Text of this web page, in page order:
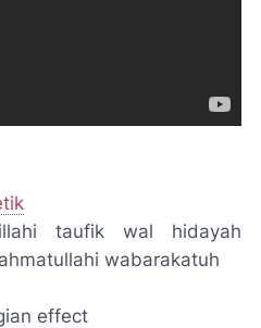
taufik wal hidayah
wabarakatuh
effect